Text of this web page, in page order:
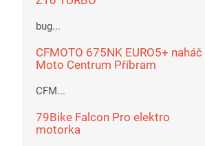
bug...
CFMOTO 675NK EURO5+ naháč
Moto Centrum Příbram
CFM...
79Bike Falcon Pro elektro
motorka